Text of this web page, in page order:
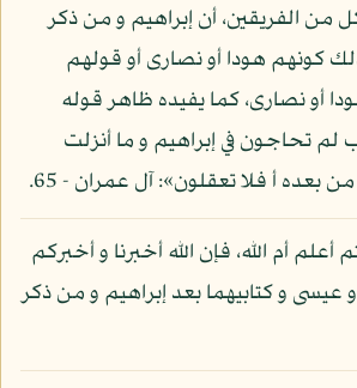
من الفريقين، أن إبراهيم و من ذكر
كونهم هودا أو نصارى أو قولهم
أو نصارى، كما يفيده ظاهر قوله
لم تحاجون في إبراهيم و ما أنزلت
من بعده أ فلا تعقلون»: آل عمران - 65.
أعلم أم الله، فإن الله أخبرنا و أخبركم
عيسى و كتابيهما بعد إبراهيم و من ذكر